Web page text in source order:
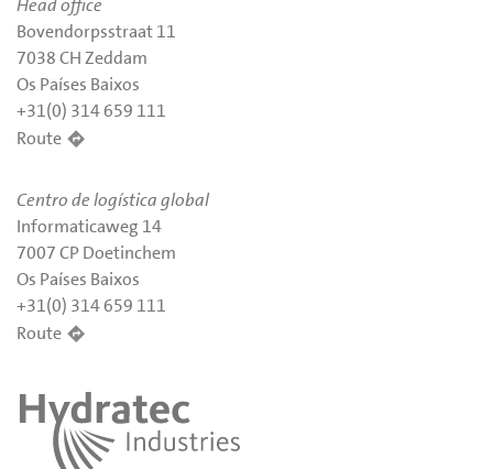
Head office
Bovendorpsstraat 11
7038 CH Zeddam
Os Países Baixos
+31(0) 314 659 111
Route
Centro de logística global
Informaticaweg 14
7007 CP Doetinchem
Os Países Baixos
+31(0) 314 659 111
Route